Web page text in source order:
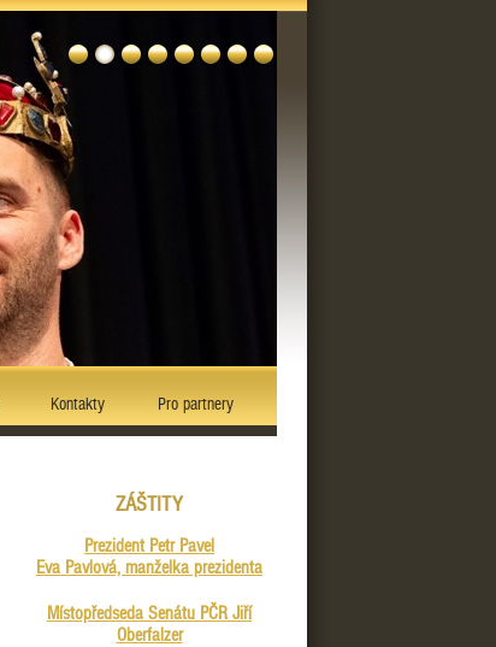
Kontakty Pro partnery
ZÁŠTITY
Prezident Petr Pavel
Eva Pavlová, manželka prezidenta
Místopředseda Senátu PČR Jiří
Oberfalzer